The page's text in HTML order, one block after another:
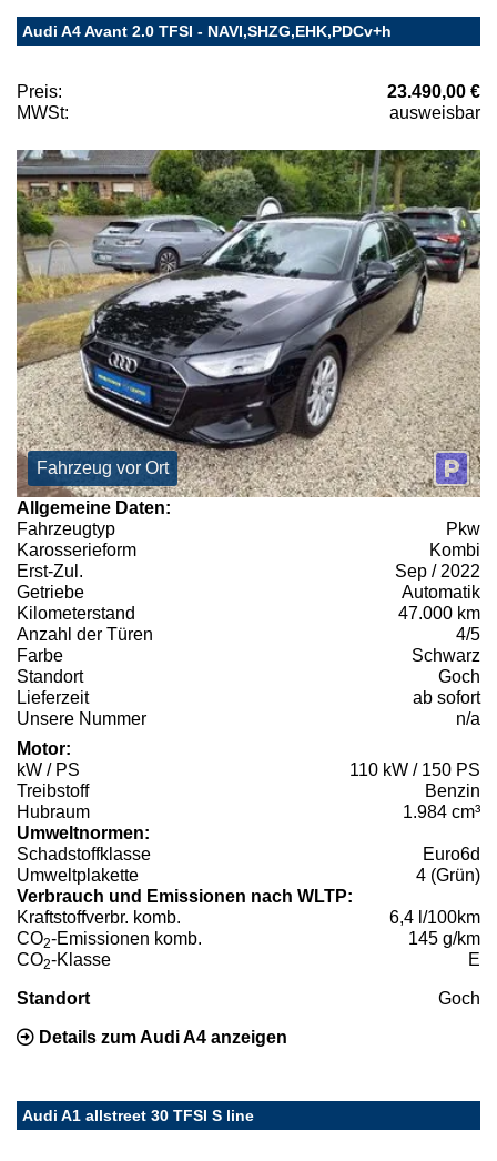
Audi A4 Avant 2.0 TFSI - NAVI,SHZG,EHK,PDCv+h
Preis:
23.490,00 €
MWSt:
ausweisbar
Fahrzeug vor Ort
Allgemeine Daten:
Fahrzeugtyp
Pkw
Karosserieform
Kombi
Erst-Zul.
Sep / 2022
Getriebe
Automatik
Kilometerstand
47.000 km
Anzahl der Türen
4/5
Farbe
Schwarz
Standort
Goch
Lieferzeit
ab sofort
Unsere Nummer
n/a
Motor:
kW / PS
110 kW / 150 PS
Treibstoff
Benzin
Hubraum
1.984 cm³
Umweltnormen:
Schadstoffklasse
Euro6d
Umweltplakette
4 (Grün)
Verbrauch und Emissionen nach WLTP:
Kraftstoffverbr. komb.
6,4 l/100km
CO2-Emissionen komb.
145 g/km
CO2-Klasse E
Standort Goch
Details zum Audi A4 anzeigen
Audi A1 allstreet 30 TFSI S line